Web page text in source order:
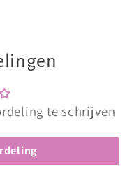
te schrijven